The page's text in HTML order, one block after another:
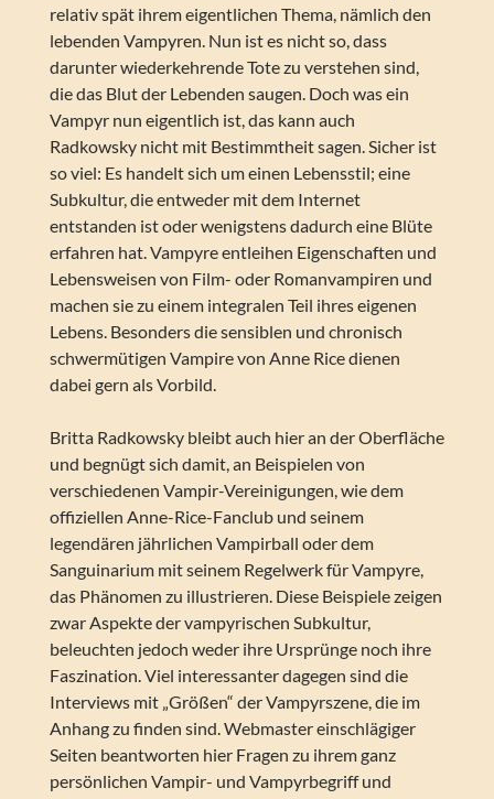
relativ spät ihrem eigentlichen Thema, nämlich den
lebenden Vampyren. Nun ist es nicht so, dass
darunter wiederkehrende Tote zu verstehen sind,
die das Blut der Lebenden saugen. Doch was ein
Vampyr nun eigentlich ist, das kann auch
Radkowsky nicht mit Bestimmtheit sagen. Sicher ist
so viel: Es handelt sich um einen Lebensstil; eine
Subkultur, die entweder mit dem Internet
entstanden ist oder wenigstens dadurch eine Blüte
erfahren hat. Vampyre entleihen Eigenschaften und
Lebensweisen von Film- oder Romanvampiren und
machen sie zu einem integralen Teil ihres eigenen
Lebens. Besonders die sensiblen und chronisch
schwermütigen Vampire von Anne Rice dienen
dabei gern als Vorbild.
Britta Radkowsky bleibt auch hier an der Oberfläche
und begnügt sich damit, an Beispielen von
verschiedenen Vampir-Vereinigungen, wie dem
offiziellen Anne-Rice-Fanclub und seinem
legendären jährlichen Vampirball oder dem
Sanguinarium mit seinem Regelwerk für Vampyre,
das Phänomen zu illustrieren. Diese Beispiele zeigen
zwar Aspekte der vampyrischen Subkultur,
beleuchten jedoch weder ihre Ursprünge noch ihre
Faszination. Viel interessanter dagegen sind die
Interviews mit „Größen“ der Vampyrszene, die im
Anhang zu finden sind. Webmaster einschlägiger
Seiten beantworten hier Fragen zu ihrem ganz
persönlichen Vampir- und Vampyrbegriff und